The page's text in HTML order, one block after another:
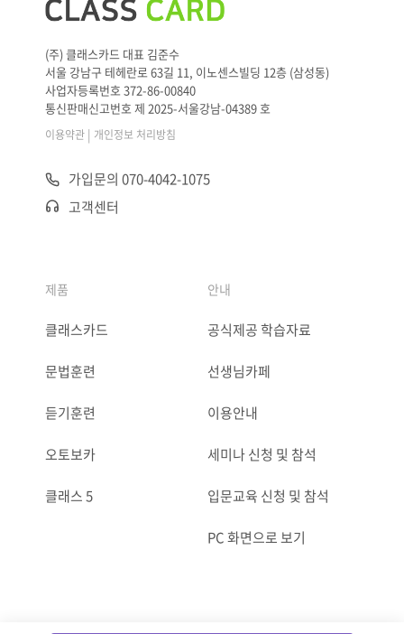
(주) 클래스카드 대표 김준수
서울 강남구 테헤란로 63길 11, 이노센스빌딩 12층 (삼성동)
사업자등록번호 372-86-00840
통신판매신고번호 제 2025-서울강남-04389 호
이용약관 | 개인정보 처리방침
가입문의 070-4042-1075
고객센터
제품
클래스카드
문법훈련
듣기훈련
오토보카
클래스 5
안내
공식제공 학습자료
선생님카페
이용안내
세미나 신청 및 참석
입문교육 신청 및 참석
PC 화면으로 보기